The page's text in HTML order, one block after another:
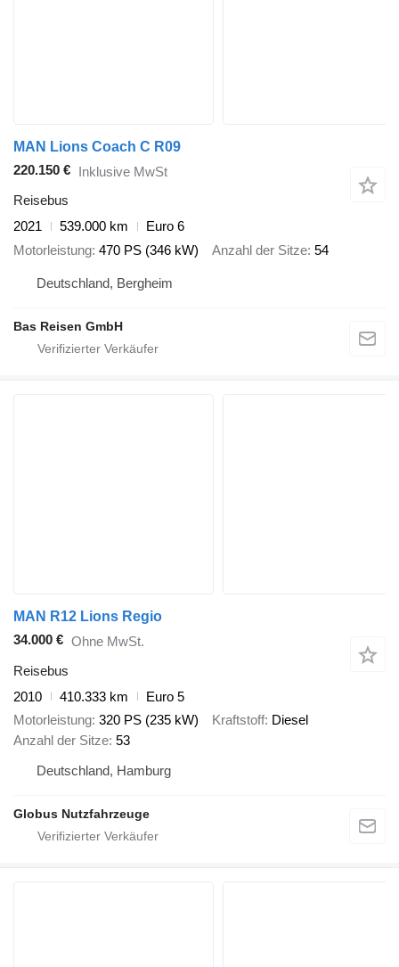
MAN Lions Coach C R09
220.150 € Inklusive MwSt
Reisebus
2021
539.000 km
Euro 6
Motorleistung 470 PS (346 kW) Anzahl der Sitze 54
Deutschland, Bergheim
Bas Reisen GmbH
MAN R12 Lions Regio
34.000 € Ohne MwSt.
Reisebus
2010
410.333 km
Euro 5
Motorleistung 320 PS (235 kW) Kraftstoff Diesel
Anzahl der Sitze 53
Deutschland, Hamburg
Globus Nutzfahrzeuge